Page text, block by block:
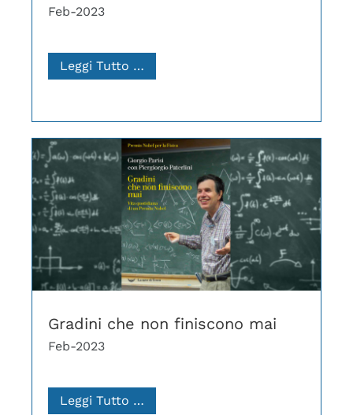
Feb-2023
Leggi Tutto …
Gradini che non finiscono mai
Feb-2023
Leggi Tutto …